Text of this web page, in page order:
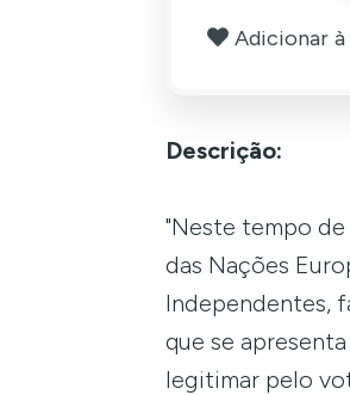
Adicionar
Descrição:
"Neste tempo
das Nações
Independentes,
que se
legitimar pelo